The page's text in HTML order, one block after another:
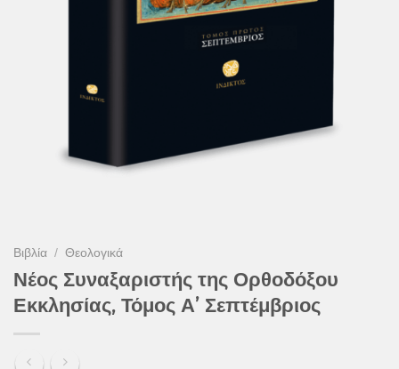
Βιβλία / Θεολογικά
Νέος Συναξαριστής της Ορθοδόξου
Εκκλησίας, Τόμος Α’ Σεπτέμβριος